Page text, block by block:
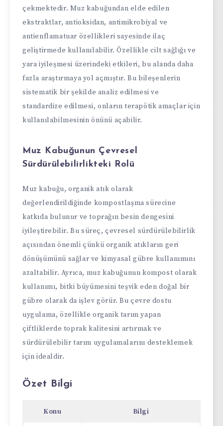
çekmektedir. Muz kabuğundan elde edilen
ekstraktlar, antioksidan, antimikrobiyal ve
antienflamatuar özellikleri sayesinde ilaç
geliştirmede kullanılabilir. Özellikle cilt sağlığı ve
yara iyileşmesi üzerindeki etkileri, bu alanda daha
fazla araştırmaya yol açmıştır. Bu bileşenlerin
sistematik bir şekilde analiz edilmesi ve
standardize edilmesi, onların terapötik amaçlar için
kullanılabilmesinin önünü açabilir.
Muz Kabuğunun Çevresel
Sürdürülebilirlikteki Rolü
Muz kabuğu, organik atık olarak
değerlendirildiğinde kompostlaşma sürecine
katkıda bulunur ve toprağın besin dengesini
iyileştirebilir. Bu süreç, çevresel sürdürülebilirlik
açısından önemli çünkü organik atıkların geri
dönüşümünü sağlar ve kimyasal gübre kullanımını
azaltabilir. Ayrıca, muz kabuğunun kompost olarak
kullanımı, bitki büyümesini teşvik eden doğal bir
gübre olarak da işlev görür. Bu çevre dostu
uygulama, özellikle organik tarım yapan
çiftliklerde toprak kalitesini artırmak ve
sürdürülebilir tarım uygulamalarını desteklemek
için idealdir.
Özet Bilgi
Konu Bilgi